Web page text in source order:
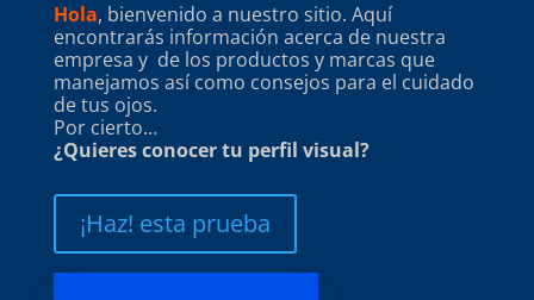
Hola, bienvenido a nuestro sitio. Aquí
encontrarás información acerca de nuestra
empresa y de los productos y marcas que
manejamos así como consejos para el cuidado
de tus ojos.
Por cierto…
¿Quieres conocer tu perfil visual?
¡Haz! esta prueba